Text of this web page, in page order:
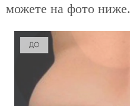
можете на фото ниже.